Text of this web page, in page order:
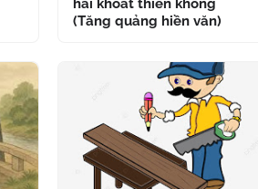
hải khoát thiên không
(Tăng quảng hiền văn)